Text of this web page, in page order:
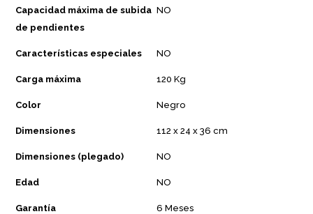
Capacidad máxima de subida
de pendientes
NO
Características especiales NO
Carga máxima 120 Kg
Color Negro
Dimensiones 112 x 24 x 36 cm
Dimensiones (plegado) NO
Edad NO
Garantía 6 Meses